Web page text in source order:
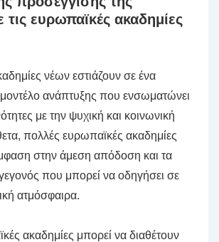
τις ευρωπαϊκές ακαδημίες
νέων εστιάζουν σε ένα
ανάπτυξης που ενσωματώνει
με την ψυχική και κοινωνική
πολλές ευρωπαϊκές ακαδημίες
στην άμεση απόδοση και τα
που μπορεί να οδηγήσει σε
ατμόσφαιρα.
ακαδημίες μπορεί να διαθέτουν